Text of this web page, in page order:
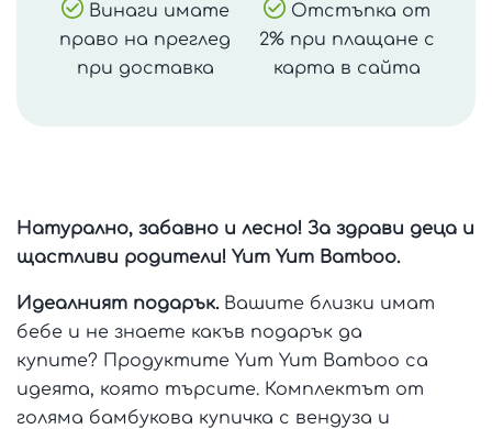
Винаги имате
право на преглед
при доставка
Отстъпка от
2% при плащане с
карта в сайта
Натурално, забавно и лесно! За здрави деца и
щастливи родители! Yum Yum Bamboo.
Идеалният подарък. Вашите близки имат
бебе и не знаете какъв подарък да
купите? Продуктите Yum Yum Bamboo са
идеята, която търсите. Комплектът от
голяма бамбукова купичка с вендуза и